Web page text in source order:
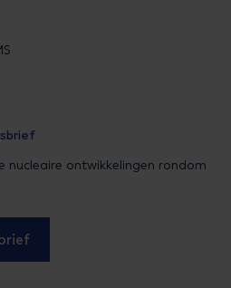
nucleaire ontwikkelingen rondom